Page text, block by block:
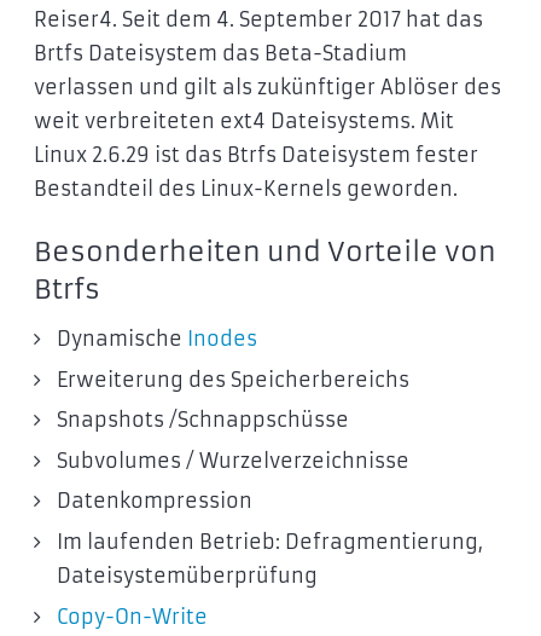
Reiser4. Seit dem 4. September 2017 hat das
Brtfs Dateisystem das Beta-Stadium
verlassen und gilt als zukünftiger Ablöser des
weit verbreiteten ext4 Dateisystems. Mit
Linux 2.6.29 ist das Btrfs Dateisystem fester
Bestandteil des Linux-Kernels geworden.
Besonderheiten und Vorteile von
Btrfs
Dynamische Inodes
Erweiterung des Speicherbereichs
Snapshots /Schnappschüsse
Subvolumes / Wurzelverzeichnisse
Datenkompression
Im laufenden Betrieb: Defragmentierung,
Dateisystemüberprüfung
Copy-On-Write